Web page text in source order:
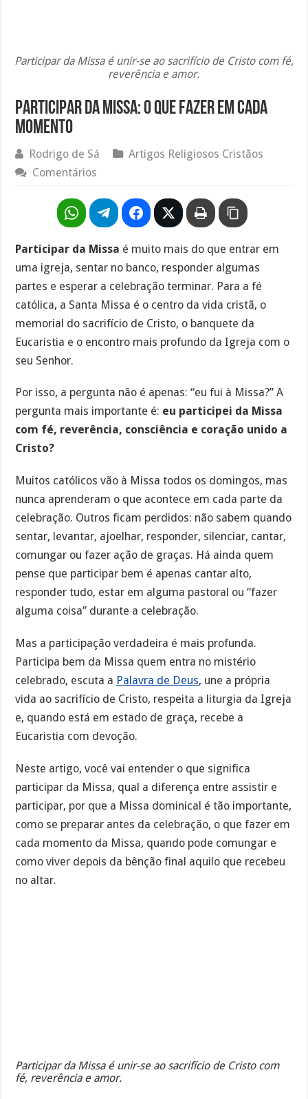
Participar da Missa é unir-se ao sacrifício de Cristo com fé,
reverência e amor.
Participar da Missa: O Que Fazer em Cada
Momento
Rodrigo de Sá
Artigos Religiosos Cristãos
Comentários
Participar da Missa é muito mais do que entrar em
uma igreja, sentar no banco, responder algumas
partes e esperar a celebração terminar. Para a fé
católica, a Santa Missa é o centro da vida cristã, o
memorial do sacrifício de Cristo, o banquete da
Eucaristia e o encontro mais profundo da Igreja com o
seu Senhor.
Por isso, a pergunta não é apenas: “eu fui à Missa?” A
pergunta mais importante é: eu participei da Missa
com fé, reverência, consciência e coração unido a
Cristo?
Muitos católicos vão à Missa todos os domingos, mas
nunca aprenderam o que acontece em cada parte da
celebração. Outros ficam perdidos: não sabem quando
sentar, levantar, ajoelhar, responder, silenciar, cantar,
comungar ou fazer ação de graças. Há ainda quem
pense que participar bem é apenas cantar alto,
responder tudo, estar em alguma pastoral ou “fazer
alguma coisa” durante a celebração.
Mas a participação verdadeira é mais profunda.
Participa bem da Missa quem entra no mistério
celebrado, escuta a Palavra de Deus, une a própria
vida ao sacrifício de Cristo, respeita a liturgia da Igreja
e, quando está em estado de graça, recebe a
Eucaristia com devoção.
Neste artigo, você vai entender o que significa
participar da Missa, qual a diferença entre assistir e
participar, por que a Missa dominical é tão importante,
como se preparar antes da celebração, o que fazer em
cada momento da Missa, quando pode comungar e
como viver depois da bênção final aquilo que recebeu
no altar.
Participar da Missa é unir-se ao sacrifício de Cristo com
fé, reverência e amor.